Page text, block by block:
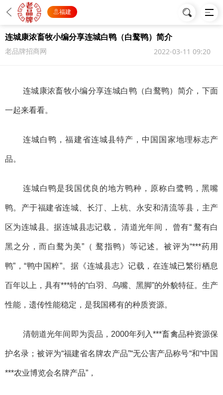
福建
连城康浓畜牧小编分享连城白鸭（白鹜鸭）简介
老品牌招商网 2022-03-11 09:20
连城康浓畜牧小编分享连城白鸭（白鹜鸭）简介，下面
一起来看看。
连城白鸭 ，福建省连城县特产，中国国家地理标志产
品。
连城白鸭是我国优良的地方鸭种，原称白鹭鸭 ，黑嘴
鸭。产于福建省连城、长汀、上杭、永安和清流等县，主产
区为连城县。据连城县志记载， 清道光年间， 曾有“ 鹜有白
黑之分，而白鹜为美”（ 鹜指鸭）等记述。被评为“***药用
鸭”，“鸭中国粹”。据《连城县志》记载，在连城已繁衍栖息
百年以上，具有***特的“白羽、乌嘴、黑脚”的外貌特征。生产
性能，遗传性能稳定，是我国稀有的种质资源。
清朝道光年间即为贡品，2000年列入***畜禽品种资源保
护名录；被评为“福建省名牌农产品”“无公害产品称号“和“中国
***农业博览会名牌产品”，